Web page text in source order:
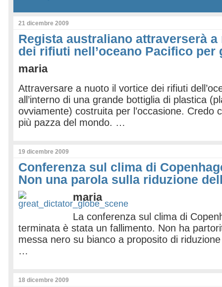
21 dicembre 2009
Regista australiano attraverserà
dei rifiuti nell’oceano Pacifico per
maria
Attraversare a nuoto il vortice dei rifiuti
all’interno di una grande bottiglia di plastica
ovviamente) costruita per l’occasione. Credo
più pazza del mondo. …
19 dicembre 2009
Conferenza sul clima di
Non una parola sulla riduzione
maria
La conferenza sul clima di
terminata è stata un fallimento. Non ha
messa nero su bianco a proposito di
…
18 dicembre 2009